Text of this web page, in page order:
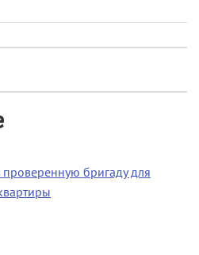
проверенную бригаду для